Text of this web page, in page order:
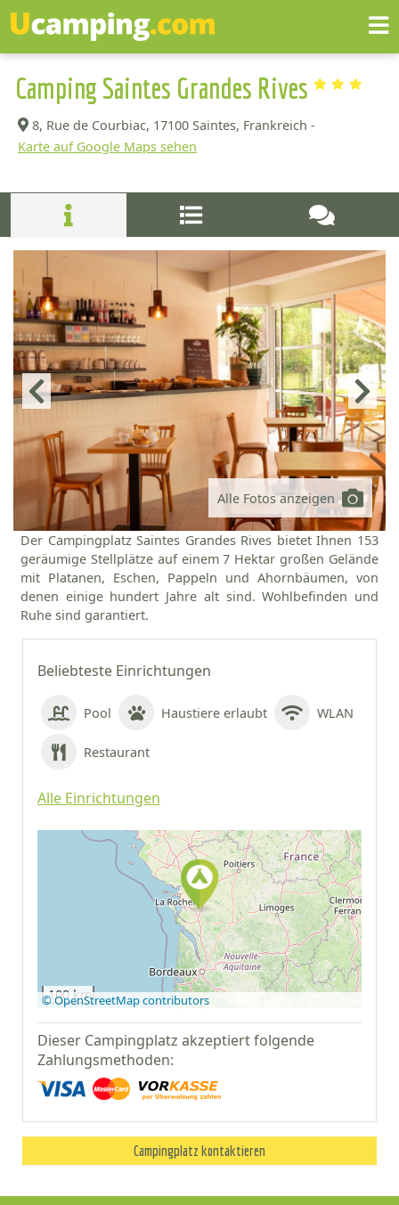
Camping Saintes Grandes Rives
8, Rue de Courbiac, 17100 Saintes, Frankreich -
Karte auf Google Maps sehen
Beliebteste Einrichtungen
Pool Haustiere erlaubt WLAN
Restaurant
Alle Einrichtungen
Auf Google Maps
anzeigen
100 km
© OpenStreetMap contributors
Dieser Campingplatz akzeptiert folgende
Zahlungsmethoden:
Campingplatz kontaktieren
Alle Fotos anzeigen
Der Campingplatz Saintes Grandes Rives bietet Ihnen 153
geräumige Stellplätze auf einem 7 Hektar großen Gelände
mit Platanen, Eschen, Pappeln und Ahornbäumen, von
denen einige hundert Jahre alt sind. Wohlbefinden und
Ruhe sind garantiert.